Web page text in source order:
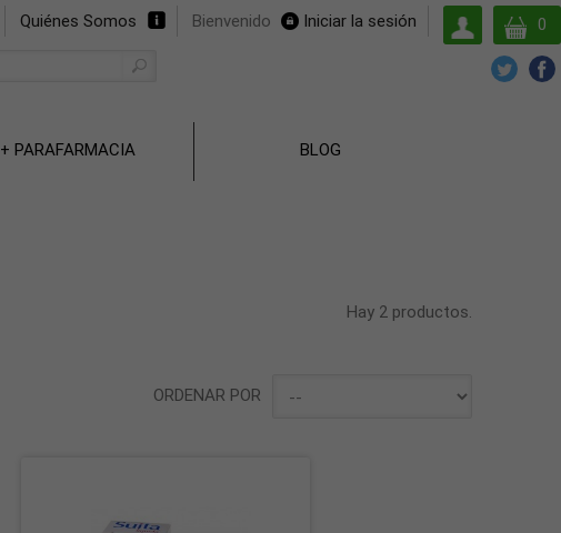
0
Su
cuenta
Bienvenido Iniciar la sesión
Quiénes Somos
+ PARAFARMACIA BLOG
Hay 2 productos.
ORDENAR POR